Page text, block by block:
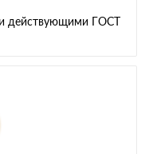
действующими ГОСТ